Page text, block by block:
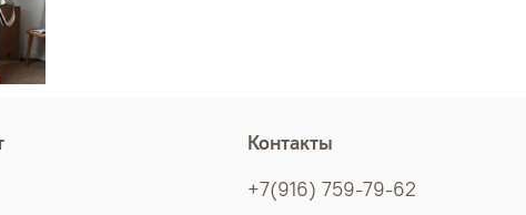
Контакты
+7(916) 759-79-62